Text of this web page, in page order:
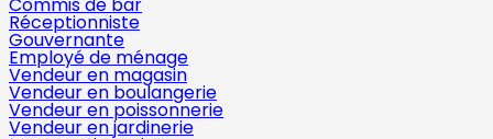
Réceptionniste
Gouvernante
Employé de ménage
Vendeur en magasin
Vendeur en boulangerie
Vendeur en poissonnerie
Vendeur en jardinerie